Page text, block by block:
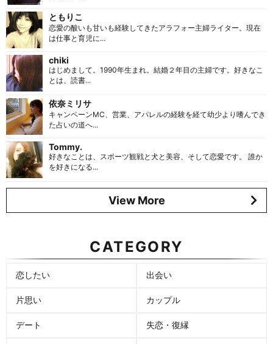
ともりこ
恋愛の酸いも甘いも経験してきたアラフォー主婦ライター。現在
は仕事と育児に...
chiki
はじめまして。1990年生まれ。結婚２年目の主婦です。好きなこ
とは、読書...
依奈ミリサ
キャンペーンMC、営業、アパレルの経験を経て幼少より嗜んでき
た占いの道へ...
Tommy.
好きなことは、スポーツ観戦と犬と美容、そして恋愛です。 誰か
を好きになる...
View More
CATEGORY
恋したい 出会い
片思い カップル
デート 失恋・復縁